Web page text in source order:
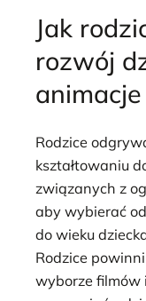
Jak
rozwój
animacje
Rodzice
kształtowaniu
związanych z
aby wybierać
do wieku
Rodzice
wyborze filmów